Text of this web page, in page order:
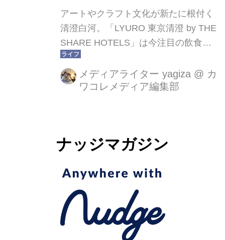
アートやクラフト文化が新たに根付く
清澄白河。「LYURO 東京清澄 by THE
SHARE HOTELS」は今注目の飲食店
が続々とオープンしている清澄白河エ
リアにあり、 隅田川を臨める国内最大
級のデッキテラスが魅力の水辺を楽し
【Hotels.com】で予約して行ってきま
メディアライター yagiza @ カ
ワコレメディア編集部
ナッジマガジン